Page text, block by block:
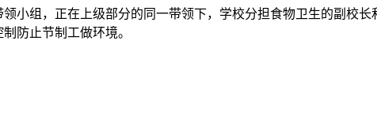
组，正在上级部分的同一带领下，学校分担食物卫生的副校长
防止节制工做环境。